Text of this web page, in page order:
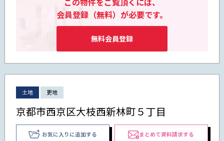
会員登録（無料）が必要です。
無料会員登録
土地 更地
京都市西京区大枝西新林町５丁目
お気に入りに追加する まとめて資料請求する